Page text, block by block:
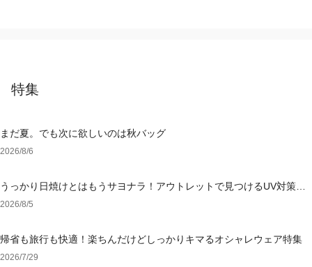
特集
まだ夏。でも次に欲しいのは秋バッグ
2026/8/6
うっかり日焼けとはもうサヨナラ！アウトレットで見つけるUV対策ウ
ェア
2026/8/5
帰省も旅行も快適！楽ちんだけどしっかりキマるオシャレウェア特集
2026/7/29